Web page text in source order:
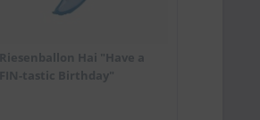
Riesenballon Hai "Have a
FIN-tastic Birthday"